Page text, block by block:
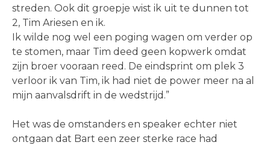
streden. Ook dit groepje wist ik uit te dunnen tot
2, Tim Ariesen en ik.
Ik wilde nog wel een poging wagen om verder op
te stomen, maar Tim deed geen kopwerk omdat
zijn broer vooraan reed. De eindsprint om plek 3
verloor ik van Tim, ik had niet de power meer na al
mijn aanvalsdrift in de wedstrijd.”
Het was de omstanders en speaker echter niet
ontgaan dat Bart een zeer sterke race had